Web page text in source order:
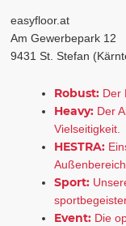
easyfloor.at
Am Gewerbepark 12
9431 St. Stefan
Robust: Der
Heavy: Der
Vielseitigkeit.
HESTRA:
Außenbereich.
Sport:
Event: Die